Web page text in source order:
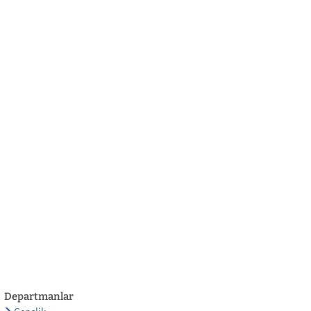
Departmanlar